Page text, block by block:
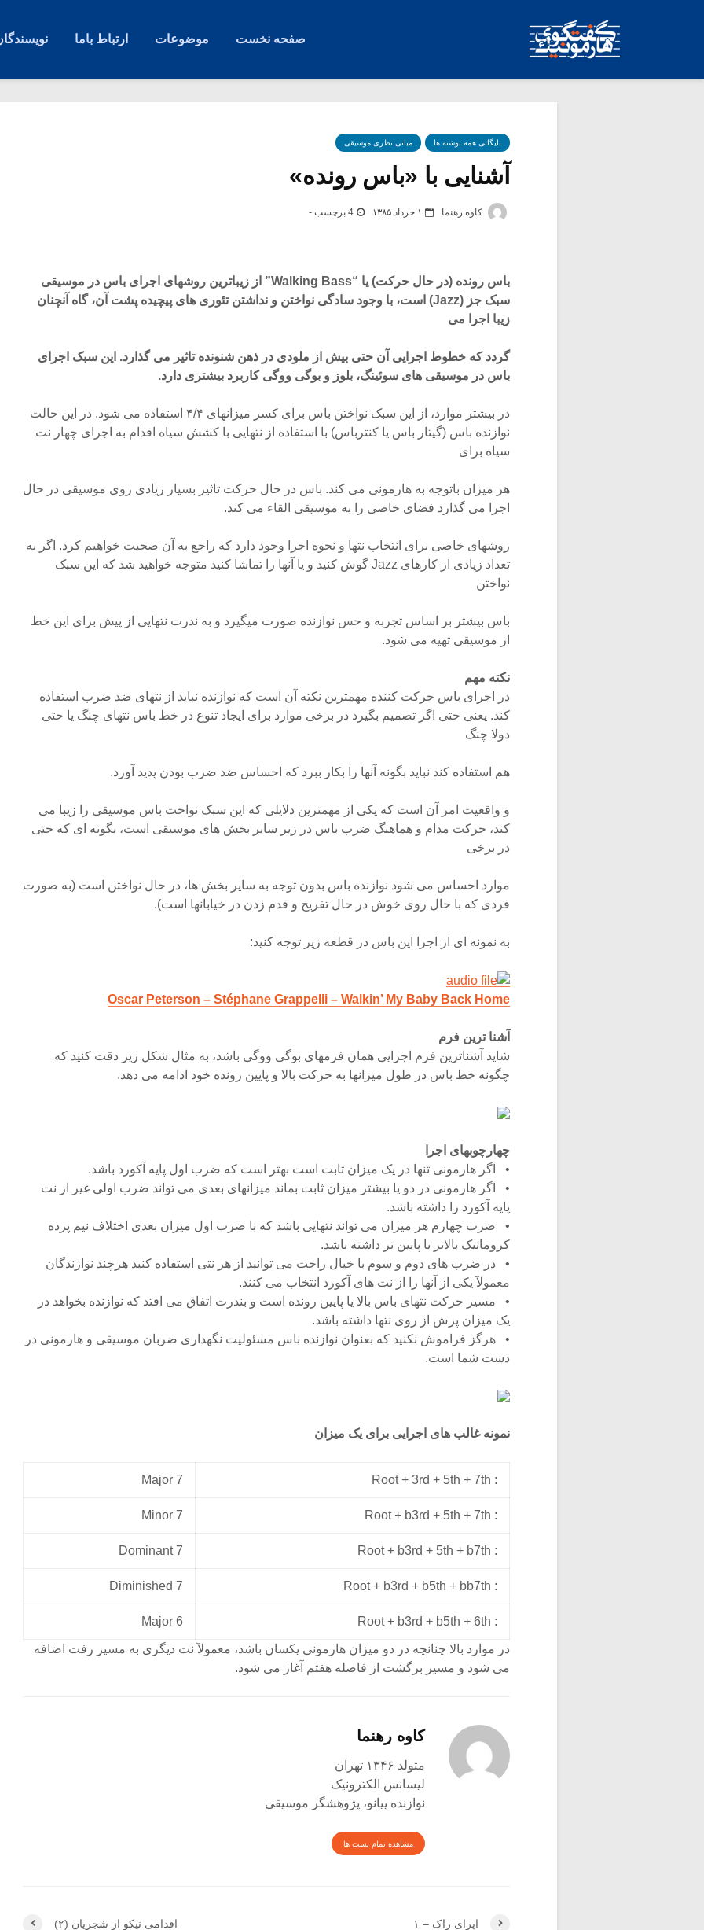
صفحه نخست موضوعات ارتباط باما
بایگانی همه نوشته ها مبانی نظری موسیقی
آشنایی با «باس رونده»
کاوه رهنما ۱ خرداد ۱۳۸۵ 4 برچسب -
باس رونده (در حال حرکت) یا “Walking Bass” از زیباترین روشهای اجرای باس در موسیقی
سبک جز (Jazz) است، با وجود سادگی نواختن و نداشتن تئوری های پیچیده پشت آن، گاه آنچنان
زیبا اجرا می
گردد که خطوط اجرایی آن حتی بیش از ملودی در ذهن شنونده تاثیر می گذارد. این سبک اجرای
باس در موسیقی های سوئینگ، بلوز و بوگی ووگی کاربرد بیشتری دارد.
در بیشتر موارد، از این سبک نواختن باس برای کسر میزانهای ۴/۴ استفاده می شود. در این حالت
نوازنده باس (گیتار باس یا کنترباس) با استفاده از نتهایی با کشش سیاه اقدام به اجرای چهار نت
سیاه برای
هر میزان باتوجه به هارمونی می کند. باس در حال حرکت تاثیر بسیار زیادی روی موسیقی در حال
اجرا می گذارد فضای خاصی را به موسیقی القاء می کند.
روشهای خاصی برای انتخاب نتها و نحوه اجرا وجود دارد که راجع به آن صحبت خواهیم کرد. اگر به
تعداد زیادی از کارهای Jazz گوش کنید و یا آنها را تماشا کنید متوجه خواهید شد که این سبک
نواختن
باس بیشتر بر اساس تجربه و حس نوازنده صورت میگیرد و به ندرت نتهایی از پیش برای این خط
از موسیقی تهیه می شود.
نکته مهم
در اجرای باس حرکت کننده مهمترین نکته آن است که نوازنده نباید از نتهای ضد ضرب استفاده
کند. یعنی حتی اگر تصمیم بگیرد در برخی موارد برای ایجاد تنوع در خط باس نتهای چنگ یا حتی
دولا چنگ
هم استفاده کند نباید بگونه آنها را بکار ببرد که احساس ضد ضرب بودن پدید آورد.
و واقعیت امر آن است که یکی از مهمترین دلایلی که این سبک نواخت باس موسیقی را زیبا می
کند، حرکت مدام و هماهنگ ضرب باس در زیر سایر بخش های موسیقی است، بگونه ای که حتی
در برخی
موارد احساس می شود نوازنده باس بدون توجه به سایر بخش ها، در حال نواختن است (به صورت
فردی که با حال روی خوش در حال تفریح و قدم زدن در خیابانها است).
به نمونه ای از اجرا این باس در قطعه زیر توجه کنید:
Oscar Peterson – Stéphane Grappelli – Walkin’ My Baby Back Home
آشنا ترین فرم
شاید آشناترین فرم اجرایی همان فرمهای بوگی ووگی باشد، به مثال شکل زیر دقت کنید که
چگونه خط باس در طول میزانها به حرکت بالا و پایین رونده خود ادامه می دهد.
چهارچوبهای اجرا
• اگر هارمونی تنها در یک میزان ثابت است بهتر است که ضرب اول پایه آکورد باشد.
• اگر هارمونی در دو یا بیشتر میزان ثابت بماند میزانهای بعدی می تواند ضرب اولی غیر از نت
پایه آکورد را داشته باشد.
• ضرب چهارم هر میزان می تواند نتهایی باشد که با ضرب اول میزان بعدی اختلاف نیم پرده
کروماتیک بالاتر یا پایین تر داشته باشد.
• در ضرب های دوم و سوم با خیال راحت می توانید از هر نتی استفاده کنید هرچند نوازندگان
معمولآ یکی از آنها را از نت های آکورد انتخاب می کنند.
• مسیر حرکت نتهای باس بالا یا پایین رونده است و بندرت اتفاق می افتد که نوازنده بخواهد در
یک میزان پرش از روی نتها داشته باشد.
• هرگز فراموش نکنید که بعنوان نوازنده باس مسئولیت نگهداری ضربان موسیقی و هارمونی در
دست شما است.
نمونه غالب های اجرایی برای یک میزان
Major 7 : Root + 3rd + 5th + 7th
Minor 7 : Root + b3rd + 5th + 7th
Dominant 7 : Root + b3rd + 5th + b7th
Diminished 7 : Root + b3rd + b5th + bb7th
Major 6 : Root + b3rd + b5th + 6th
در موارد بالا چنانچه در دو میزان هارمونی یکسان باشد، معمولآ نت دیگری به مسیر رفت اضافه
می شود و مسیر برگشت از فاصله هفتم آغاز می شود.
کاوه رهنما
متولد ۱۳۴۶ تهران
لیسانس الکترونیک
نوازنده پیانو، پژوهشگر موسیقی
مشاهده تمام پست ها
اقدامی نیکو از شجریان (۲) اپرای راک – ۱